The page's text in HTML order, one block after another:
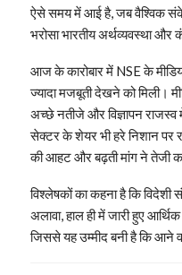
ऐसे समय में आई है, जब वैश्विक
भरोसा भारतीय अर्थव्यवस्था और
आज के कारोबार में NSE के
ज्यादा मजबूती देखने को मिली।
अच्छे नतीजे और विज्ञापन
सेक्टर के शेयर भी हरे निशान पर
की आहट और बढ़ती मांग ने तेजी का
विश्लेषकों का कहना है कि
अलावा, हाल ही में जारी हुए
जिससे यह उम्मीद बनी है कि आने